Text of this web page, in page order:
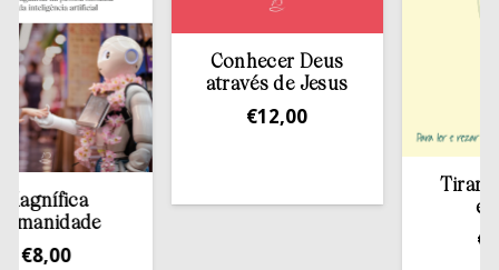
Conhecer Deus
através de Jesus
12,00
Tirar a
estante
13,50